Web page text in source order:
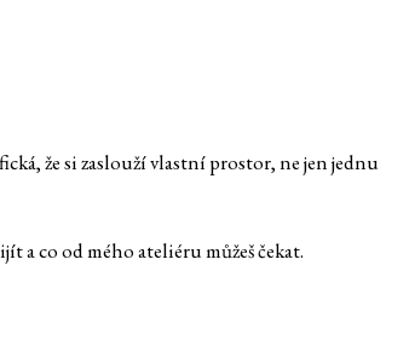
že si zaslouží vlastní prostor, ne jen jednu
a co od mého ateliéru můžeš čekat.